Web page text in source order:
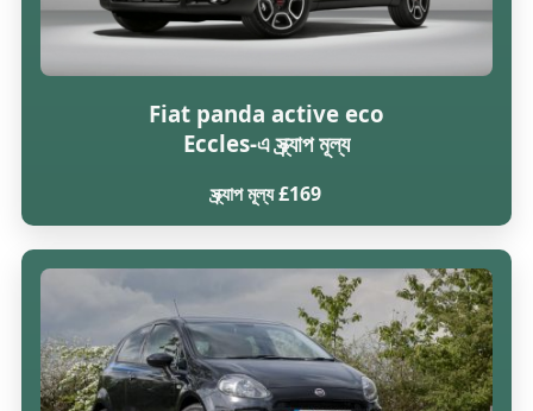
Fiat panda active eco
Eccles-এ স্ক্র্যাপ মূল্য
স্ক্র্যাপ মূল্য £169